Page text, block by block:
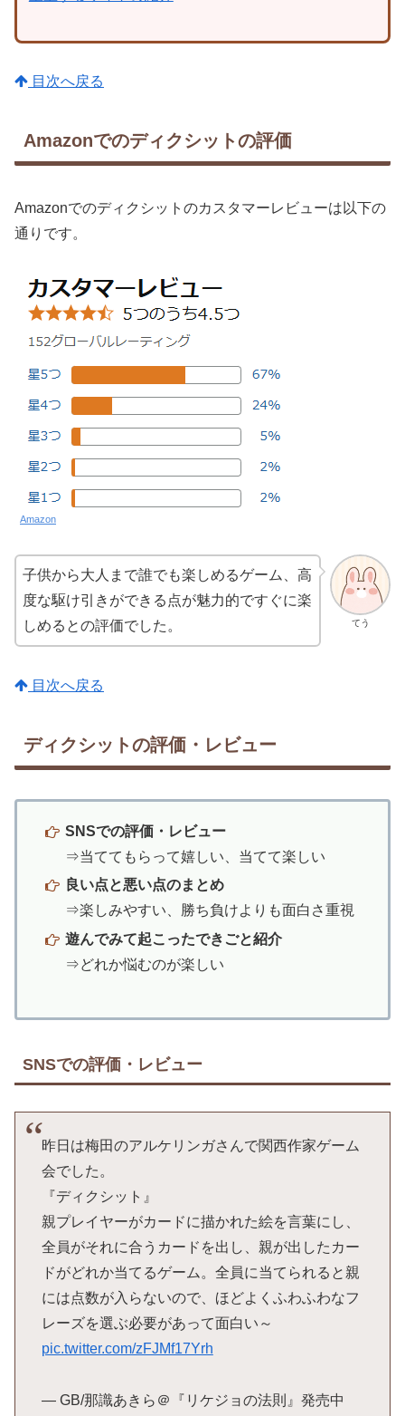
目次へ戻る
Amazonでのディクシットの評価
Amazonでのディクシットのカスタマーレビューは以下の
通りです。
Amazon
てう
子供から大人まで誰でも楽しめるゲーム、高
度な駆け引きができる点が魅力的ですぐに楽
しめるとの評価でした。
目次へ戻る
ディクシットの評価・レビュー
SNSでの評価・レビュー
⇒当ててもらって嬉しい、当てて楽しい
良い点と悪い点のまとめ
⇒楽しみやすい、勝ち負けよりも面白さ重視
遊んでみて起こったできごと紹介
⇒どれか悩むのが楽しい
SNSでの評価・レビュー
昨日は梅田のアルケリンガさんで関西作家ゲーム
会でした。
『ディクシット』
親プレイヤーがカードに描かれた絵を言葉にし、
全員がそれに合うカードを出し、親が出したカー
ドがどれか当てるゲーム。全員に当てられると親
には点数が入らないので、ほどよくふわふわなフ
レーズを選ぶ必要があって面白い～
pic.twitter.com/zFJMf17Yrh
— GB/那識あきら＠『リケジョの法則』発売中